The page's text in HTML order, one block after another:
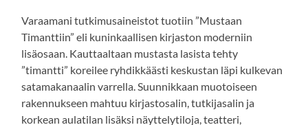
Varaamani tutkimusaineistot tuotiin ”Mustaan
Timanttiin” eli kuninkaallisen kirjaston moderniin
lisäosaan. Kauttaaltaan mustasta lasista tehty
”timantti” koreilee ryhdikkäästi keskustan läpi kulkevan
satamakanaalin varrella. Suunnikkaan muotoiseen
rakennukseen mahtuu kirjastosalin, tutkijasalin ja
korkean aulatilan lisäksi näyttelytiloja, teatteri,